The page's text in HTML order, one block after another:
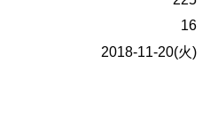
16
2018-11-20(火)